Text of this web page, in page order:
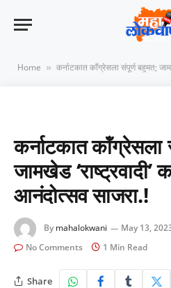
Home » कर्नाटकात कॉंग्रेसला संपूर्ण बहुमत; जामखेड
कर्नाटकात कॉंग्रेसला
जामखेड
आनंदोत्सव साजरा.!
By mahalokwani May 13,
No Comments
1 Min Read
Share